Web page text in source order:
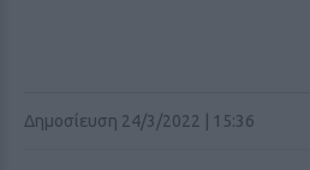
Δημοσίευση 24/3/2022 | 15:36